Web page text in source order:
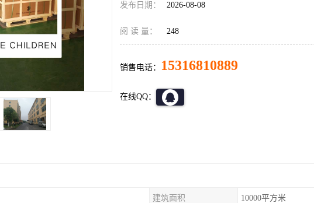
发布日期： 2026-08-08
阅 读 量： 248
销售电话： 15316810889
在线QQ：
建筑面积 10000平方米